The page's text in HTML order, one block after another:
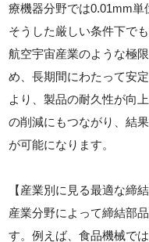
療機器分野では0.01mm単
そうした厳しい条件下で
航空宇宙産業のような極
め、長期間にわたって安
より、製品の耐久性が向
の削減にもつながり、結
が可能になります。
【産業別に見る最適な締
産業分野によって締結部
す。例えば、食品機械で